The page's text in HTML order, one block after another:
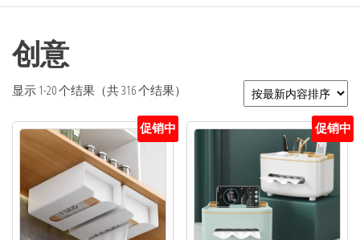
创意
显示 1-20 个结果（共 316 个结果）
促销中 促销中